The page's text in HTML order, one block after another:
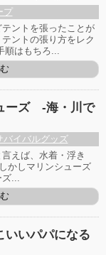
プ
ントを張ったことが
ントの張り方をレク
順はもちろ...
ーズ -海・川で
バイバルグッズ
えば、水着・浮き
かしマリンシューズ
ズ...
いいパパになる